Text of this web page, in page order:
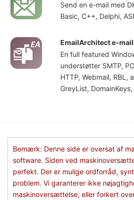
Send en e-mail med
Basic, C++, Delphi,
EmailArchitect e-
En full featured
understøtter SMTP,
HTTP, Webmail, RBL,
GreyList,
Bemærk: Denne side er oversat af
software. Siden ved
perfekt. Der er mulige ordforråd,
problem. Vi garanterer ikke
maskinoversættelse, eller forkert